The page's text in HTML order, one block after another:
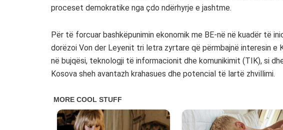
proceset demokratike nga çdo ndërhyrje e jashtme.
Për të forcuar bashkëpunimin ekonomik me BE-në në kuadër të
dorëzoi Von der Leyenit tri letra zyrtare që përmbajnë interesin e
në bujqësi, teknologji të informacionit dhe komunikimit (TIK), si
Kosova sheh avantazh krahasues dhe potencial të lartë zhvillimi.